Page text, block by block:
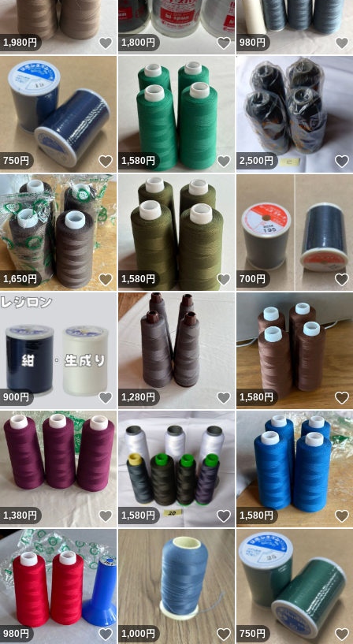
1,980円 いいね！
1,800円 いいね！
980円
750円 いいね！
1,580円 いいね！
2,500円
1,650円 いいね！
1,580円 いいね！
700円
900円 いいね！
1,280円 いいね！
1,580円
1,380円 いいね！
1,580円 いいね！
1,580円
980円 いいね！
1,000円 いいね！
750円